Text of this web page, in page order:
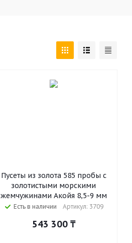
Пусеты из золота 585 пробы с
золотистыми морскими
жемчужинами Акойя 8,5-9 мм
Есть в наличии Артикул: 3709
543 300₸